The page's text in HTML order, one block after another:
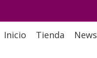
Inicio Tienda News